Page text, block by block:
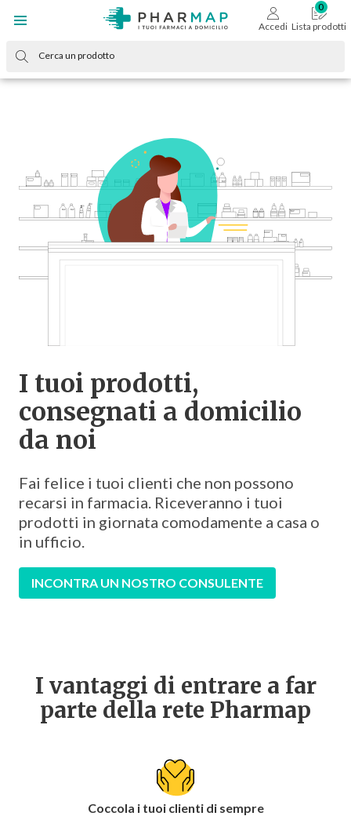
Accedi Lista prodotti
I tuoi prodotti,
consegnati a domicilio
da noi
Fai felice i tuoi clienti che non possono
recarsi in farmacia. Riceveranno i tuoi
prodotti in giornata comodamente a casa o
in ufficio.
INCONTRA UN NOSTRO CONSULENTE
I vantaggi di entrare a far
parte della rete Pharmap
Coccola i tuoi clienti di sempre